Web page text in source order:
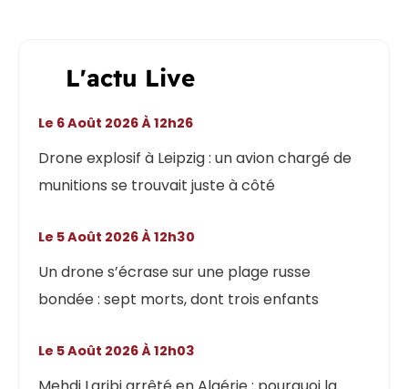
L'actu Live
Drone explosif à Leipzig : un avion chargé de
munitions se trouvait juste à côté
Le 6 Août 2026 À 12h26
Un drone s’écrase sur une plage russe
bondée : sept morts, dont trois enfants
Le 5 Août 2026 À 12h30
Le 5 Août 2026 À 12h03